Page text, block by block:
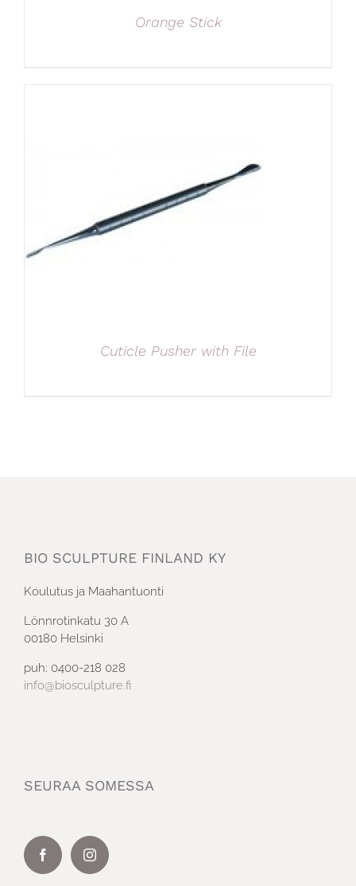
Orange Stick
Cuticle Pusher with File
BIO SCULPTURE FINLAND KY
Koulutus ja Maahantuonti
Lönnrotinkatu 30 A
00180 Helsinki
puh: 0400-218 028
info@biosculpture.fi
SEURAA SOMESSA